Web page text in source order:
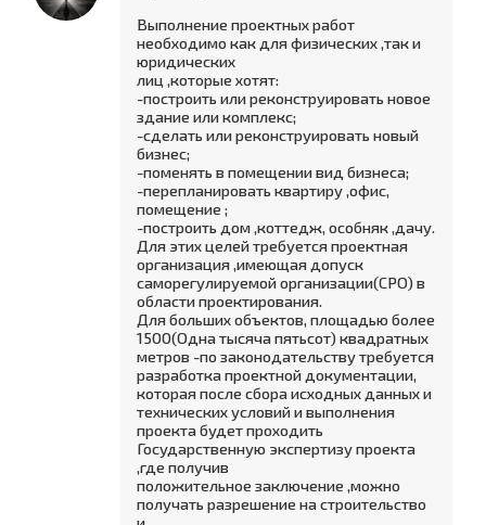
Выполнение проектных работ
необходимо как для физических ,так и
юридических
лиц ,которые хотят:
-построить или реконструировать новое
здание или комплекс;
-сделать или реконструировать новый
бизнес;
-поменять в помещении вид бизнеса;
-перепланировать квартиру ,офис,
помещение ;
-построить дом ,коттедж, особняк ,дачу.
Для этих целей требуется проектная
организация ,имеющая допуск
саморегулируемой организации(СРО) в
области проектирования.
Для больших объектов, площадью более
1500(Одна тысяча пятьсот) квадратных
метров -по законодательству требуется
разработка проектной документации,
которая после сбора исходных данных и
технических условий и выполнения
проекта будет проходить
Государственную экспертизу проекта
,где получив
положительное заключение ,можно
получать разрешение на строительство